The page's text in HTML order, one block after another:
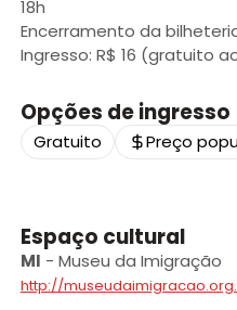
18h
Encerramento da
Ingresso: R$ 16 (gratuito
Opções de ingresso
Gratuito Preço
Espaço cultural
MI - Museu da Imigração
http://